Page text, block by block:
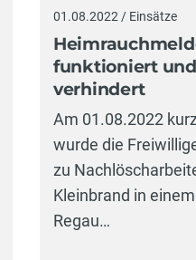
01.08.2022 / Einsätze
funktioniert
verhindert
Am 01.08.2022
wurde die
zu
Kleinbrand in
Regau…